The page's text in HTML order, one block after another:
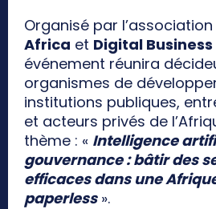
Organisé par l’association
Africa et Digital
événement réunira
organismes de
institutions publiques,
et acteurs privés de
thème : « Intelligence
gouvernance : bâtir des
efficaces dans une
paperless».